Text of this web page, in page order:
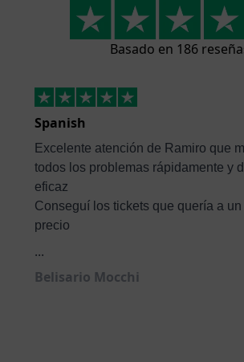
Basado en 186
Spanish
Excelente atención de Ramiro que
todos los problemas rápidamente y
eficaz
Conseguí los tickets que quería a
precio
...
Belisario Mocchi